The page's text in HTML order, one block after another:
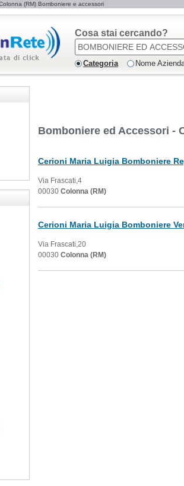
(RM) Bomboniere e accessori
Cosa stai cercando?
Categoria Nome
Bomboniere ed Accessori -
Cerioni Maria Luigia Bomboniere
Via Frascati,4
00030 Colonna (RM)
Cerioni Maria Luigia Bomboniere
Via Frascati,20
00030 Colonna (RM)